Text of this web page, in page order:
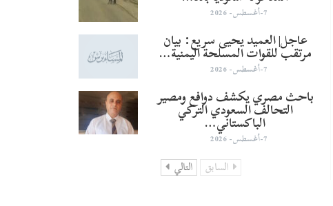
7-أغسطس- 2026
عاجل| العميد يحيى سريع: بيان
مرتقب للقوات المسلحة اليمنية…
7-أغسطس- 2026
باحث مصري يكشف دوافع ومصير
التحالف السعودي التركي
الباكستاني…
7-أغسطس- 2026
السابق التالي